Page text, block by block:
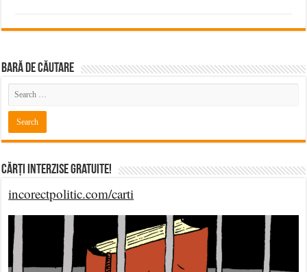
BARĂ DE CĂUTARE
Cărți Interzise Gratuite!
incorectpolitic.com/carti